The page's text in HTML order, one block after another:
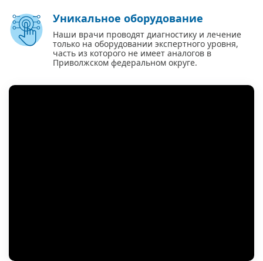
Уникальное оборудование
Наши врачи проводят диагностику и лечение
только на оборудовании экспертного уровня,
часть из которого не имеет аналогов в
Приволжском федеральном округе.